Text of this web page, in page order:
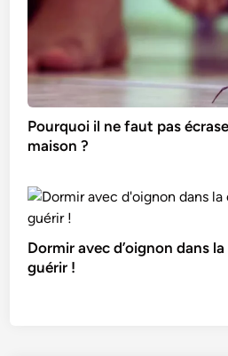
Pourquoi il ne faut pas
maison ?
Dormir avec d’oignon dans
guérir !